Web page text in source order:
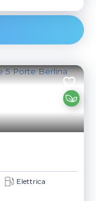
Elettrica